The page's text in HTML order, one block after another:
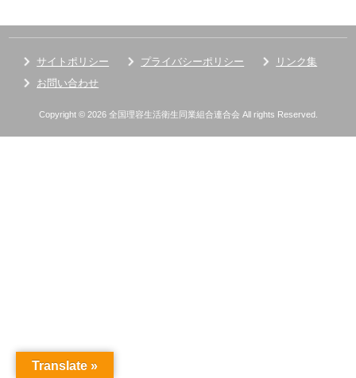
サイトポリシー プライバシーポリシー
リンク集
お問い合わせ
Copyright © 2026 全国理容生活衛生同業組合連合会 All rights Reserved.
Translate »